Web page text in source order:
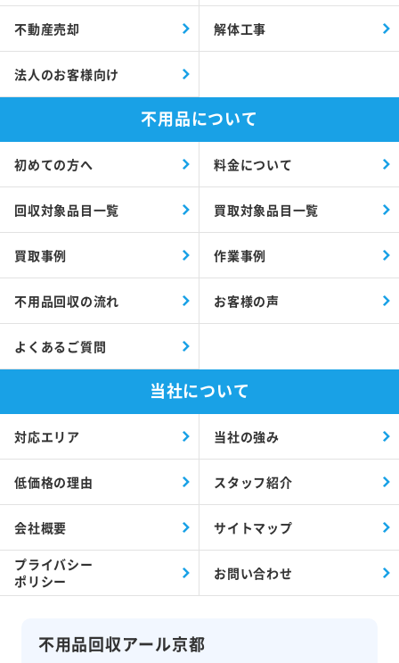
不用品回収アール京都
不動産売却 解体工事
法人のお客様向け
不用品について
初めての方へ 料金について
回収対象品目一覧 買取対象品目一覧
買取事例 作業事例
不用品回収の流れ お客様の声
よくあるご質問
当社について
対応エリア 当社の強み
低価格の理由 スタッフ紹介
会社概要 サイトマップ
プライバシー
ポリシー
お問い合わせ